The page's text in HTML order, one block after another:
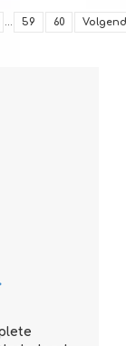
... 59 60